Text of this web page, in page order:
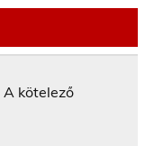
A kötelező